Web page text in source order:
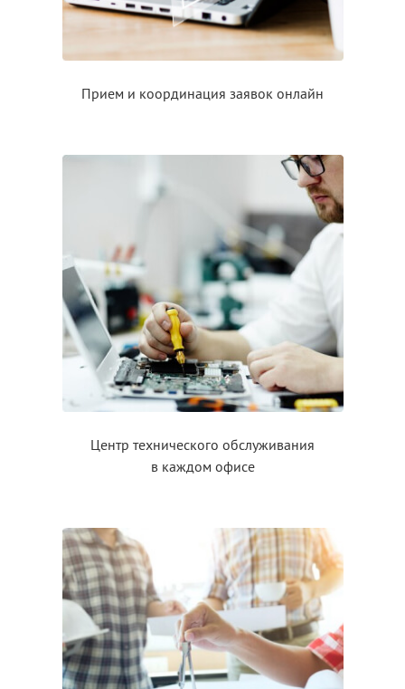
Прием и координация заявок онлайн
Центр технического обслуживания
в каждом офисе